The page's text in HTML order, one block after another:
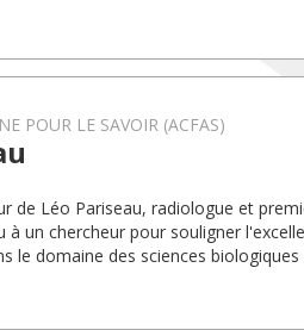
POUR LE SAVOIR (ACFAS)
de Léo Pariseau, radiologue et
à un chercheur pour souligner
le domaine des sciences